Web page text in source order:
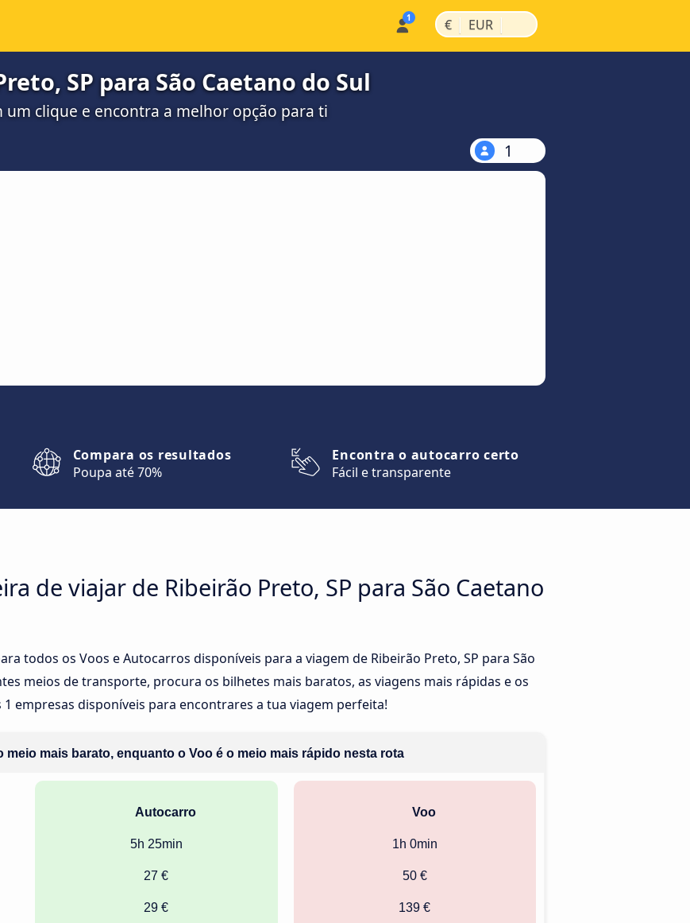
€ | EUR |
SP para São Caetano do Sul
um clique e encontra a melhor opção para ti
1
Compara os resultados
Poupa até 70%
Encontra o autocarro certo
Fácil e transparente
de viajar de Ribeirão Preto, SP para São Caetano
todos os Voos e Autocarros disponíveis para a viagem de Ribeirão Preto, SP para São
meios de transporte, procura os bilhetes mais baratos, as viagens mais rápidas e os
empresas disponíveis para encontrares a tua viagem perfeita!
meio mais barato, enquanto o Voo é o meio mais rápido nesta rota
Autocarro
5h 25min
27 €
29 €
Voo
1h 0min
50 €
139 €